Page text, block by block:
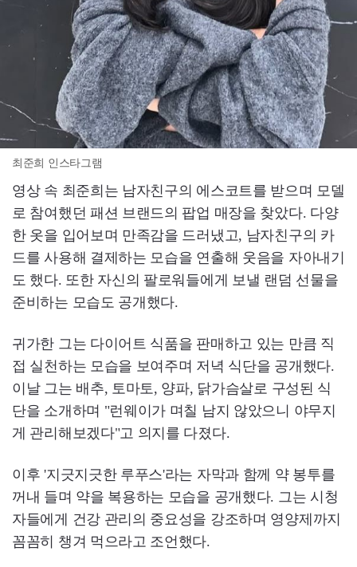
최준희 인스타그램
영상 속 최준희는 남자친구의 에스코트를 받으며 모델
로 참여했던 패션 브랜드의 팝업 매장을 찾았다. 다양
한 옷을 입어보며 만족감을 드러냈고, 남자친구의 카
드를 사용해 결제하는 모습을 연출해 웃음을 자아내기
도 했다. 또한 자신의 팔로워들에게 보낼 랜덤 선물을
준비하는 모습도 공개했다.
귀가한 그는 다이어트 식품을 판매하고 있는 만큼 직
접 실천하는 모습을 보여주며 저녁 식단을 공개했다.
이날 그는 배추, 토마토, 양파, 닭가슴살로 구성된 식
단을 소개하며 "런웨이가 며칠 남지 않았으니 야무지
게 관리해보겠다"고 의지를 다졌다.
이후 '지긋지긋한 루푸스'라는 자막과 함께 약 봉투를
꺼내 들며 약을 복용하는 모습을 공개했다. 그는 시청
자들에게 건강 관리의 중요성을 강조하며 영양제까지
꼼꼼히 챙겨 먹으라고 조언했다.